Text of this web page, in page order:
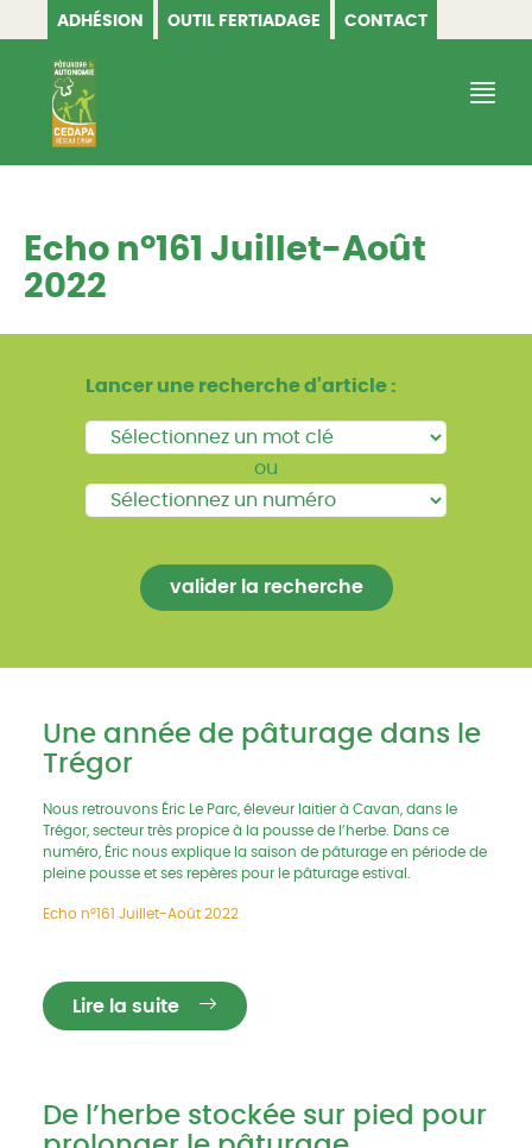
ADHÉSION OUTIL FERTIADAGE CONTACT
CEDAPA
Echo n°161 Juillet-Août
2022
Lancer une recherche d'article :
ou
Une année de pâturage dans le
Trégor
Nous retrouvons Éric Le Parc, éleveur laitier à Cavan, dans le
Trégor, secteur très propice à la pousse de l’herbe. Dans ce
numéro, Éric nous explique la saison de pâturage en période de
pleine pousse et ses repères pour le pâturage estival.
Echo n°161 Juillet-Août 2022
Lire la suite
De l’herbe stockée sur pied pour